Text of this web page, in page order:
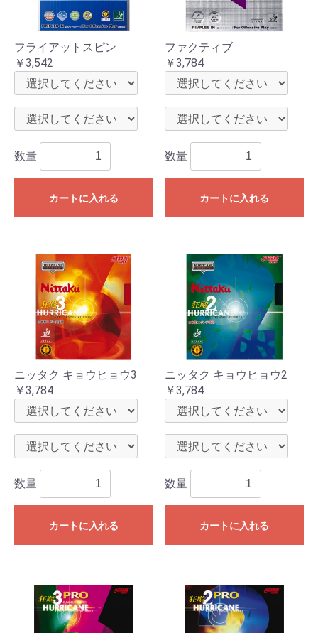
フライアットスピン
￥3,542
数量
カートに入れる
ファクティブ
￥3,784
数量
カートに入れる
ニッタク キョウヒョウ3
￥3,784
数量
カートに入れる
ニッタク キョウヒョウ2
￥3,784
数量
カートに入れる
お買い物を続ける カートへ進む